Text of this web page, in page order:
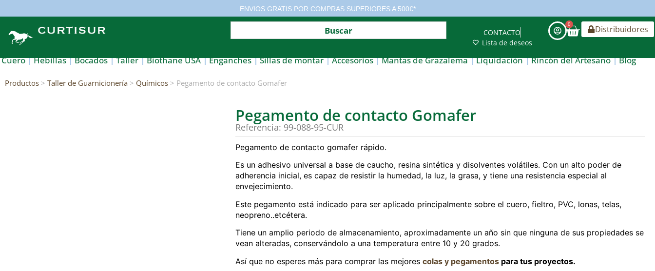
ENVIOS GRATIS POR COMPRAS SUPERIORES A 500€*
CONTACTO
Lista de deseos
0 Distribuidores
Cuero Hebillas Bocados Taller Biothane USA Enganches Sillas de montar Accesorios Mantas de Grazalema Liquidación Rincón del Artesano Blog
Productos > Taller de Guarnicionería > Químicos > Pegamento de contacto Gomafer
Pegamento de contacto Gomafer
Referencia: 99-088-95-CUR
Pegamento de contacto gomafer rápido.
Es un adhesivo universal a base de caucho, resina sintética y disolventes volátiles. Con un alto poder de
adherencia inicial, es capaz de resistir la humedad, la luz, la grasa, y tiene una resistencia especial al
envejecimiento.
Este pegamento está indicado para ser aplicado principalmente sobre el cuero, fieltro, PVC, lonas, telas,
neopreno..etcétera.
Tiene un amplio periodo de almacenamiento, aproximadamente un año sin que ninguna de sus propiedades se
vean alteradas, conservándolo a una temperatura entre 10 y 20 grados.
Así que no esperes más para comprar las mejorescolas y pegamentos para tus proyectos.